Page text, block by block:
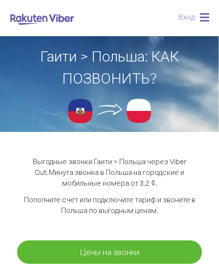
Вход
Гаити > Польша: КАК
ПОЗВОНИТЬ?
Выгодные звонки Гаити > Польша через Viber
Out.Минута звонка в Польша на городские и
мобильные номера от 3.2 ¢.
Пополните счёт или подключите тариф и звоните в
Польша по выгодным ценам.
Цены на звонки